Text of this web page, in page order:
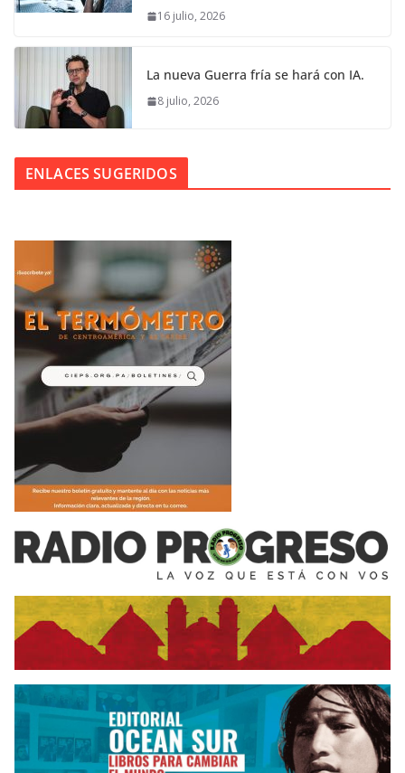
16 julio, 2026
La nueva Guerra fría se hará con IA.
8 julio, 2026
ENLACES SUGERIDOS